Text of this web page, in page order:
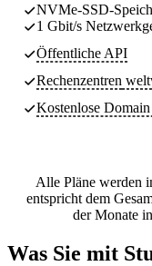
NVMe-SSD-
1 Gbit/s
Öffentliche API
Rechenzentren
Kostenlose
Alle Pläne werden
entspricht dem
der Monate
Was Sie mit